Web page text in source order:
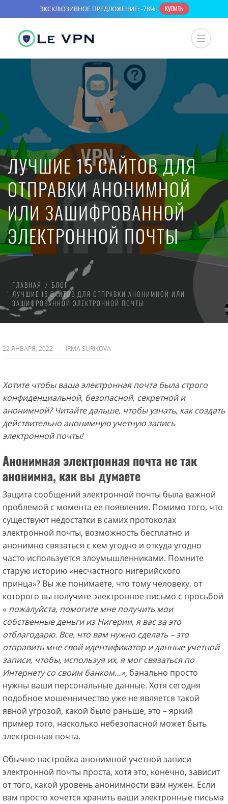
ЛУЧШИЕ 15 САЙТОВ ДЛЯ
ОТПРАВКИ АНОНИМНОЙ
ИЛИ ЗАШИФРОВАННОЙ
ЭЛЕКТРОННОЙ ПОЧТЫ
ГЛАВНАЯ
БЛОГ
ЛУЧШИЕ 15 САЙТОВ ДЛЯ ОТПРАВКИ АНОНИМНОЙ ИЛИ
ЗАШИФРОВАННОЙ ЭЛЕКТРОННОЙ ПОЧТЫ
22 ЯНВАРЯ, 2022 IRMA SURIKOVA
Хотите чтобы ваша электронная почта была строго
конфиденциальной, безопасной, секретной и
анонимной? Читайте дальше, чтобы узнать, как создать
действительно анонимную учетную запись
электронной почты!
Анонимная электронная почта не так
анонимна, как вы думаете
Защита сообщений электронной почты была важной
проблемой с момента ее появления. Помимо того, что
существуют недостатки в самих протоколах
электронной почты, возможность бесплатно и
анонимно связаться с кем угодно и откуда угодно
часто используется злоумышленниками. Помните
старую историю «несчастного нигерийского
принца»? Вы же понимаете, что тому человеку, от
которого вы получите электронное письмо с просьбой
« пожалуйста, помогите мне получить мои
собственные деньги из Нигерии, я вас за это
отблагодарю. Все, что вам нужно сделать – это
отправить мне свой идентификатор и данные учетной
записи, чтобы, используя их, я мог связаться по
Интернету со своим банком…», банально просто
нужны ваши персональные данные. Хотя сегодня
подобное мошенничество уже не является такой
явной угрозой, какой было раньше, это – яркий
пример того, насколько небезопасной может быть
электронная почта.
Обычно настройка анонимной учетной записи
электронной почты проста, хотя это, конечно, зависит
от того, какой уровень анонимности вам нужен. Если
вам просто хочется хранить ваши электронные письма